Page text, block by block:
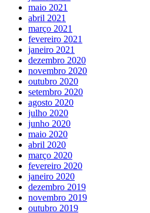
maio 2021
abril 2021
março 2021
fevereiro 2021
janeiro 2021
dezembro 2020
novembro 2020
outubro 2020
setembro 2020
agosto 2020
julho 2020
junho 2020
maio 2020
abril 2020
março 2020
fevereiro 2020
janeiro 2020
dezembro 2019
novembro 2019
outubro 2019